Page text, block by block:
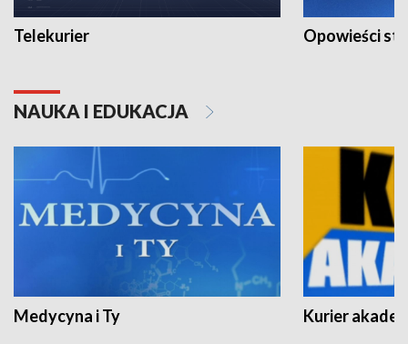
Telekurier Opowieści
NAUKA I EDUKACJA
Medycyna i Ty Kurier